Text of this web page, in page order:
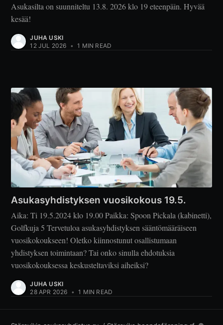
Asukasilta on suunniteltu 13.8. 2026 klo 19 eteenpäin. Hyvää
kesää!
JUHA USKI
12 JUL 2026 • 1 MIN READ
Asukasyhdistyksen vuosikokous 19.5.
Aika: Ti 19.5.2024 klo 19.00 Paikka: Spoon Pickala (kabinetti),
Golfkuja 5 Tervetuloa asukasyhdistyksen sääntömääräiseen
vuosikokoukseen! Oletko kiinnostunut osallistumaan
yhdistyksen toimintaan? Tai onko sinulla ehdotuksia
vuosikokouksessa keskusteltaviksi aiheiksi?
JUHA USKI
28 APR 2026 • 1 MIN READ